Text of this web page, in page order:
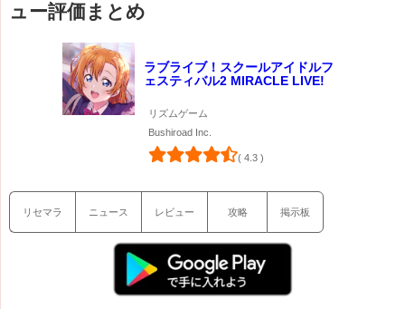
ュー評価まとめ
ラブライブ！スクールアイドルフ
ェスティバル2 MIRACLE LIVE!
リズムゲーム
Bushiroad Inc.
( 4.3 )
リセマラ ニュース レビュー 攻略 掲示板